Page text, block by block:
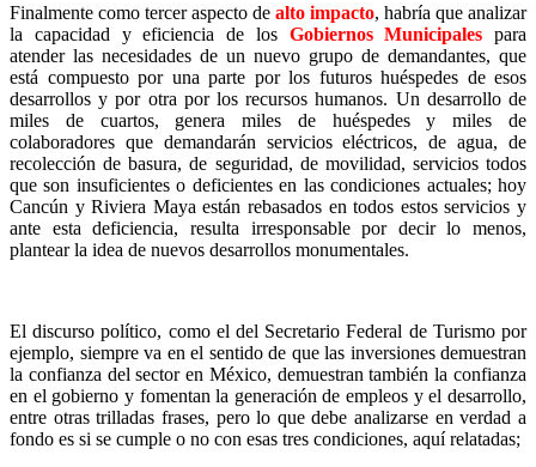
Finalmente como tercer aspecto de alto impacto, habría que analizar
la capacidad y eficiencia de los Gobiernos Municipales para
atender las necesidades de un nuevo grupo de demandantes, que
está compuesto por una parte por los futuros huéspedes de esos
desarrollos y por otra por los recursos humanos. Un desarrollo de
miles de cuartos, genera miles de huéspedes y miles de
colaboradores que demandarán servicios eléctricos, de agua, de
recolección de basura, de seguridad, de movilidad, servicios todos
que son insuficientes o deficientes en las condiciones actuales; hoy
Cancún y Riviera Maya están rebasados en todos estos servicios y
ante esta deficiencia, resulta irresponsable por decir lo menos,
plantear la idea de nuevos desarrollos monumentales.
El discurso político, como el del Secretario Federal de Turismo por
ejemplo, siempre va en el sentido de que las inversiones demuestran
la confianza del sector en México, demuestran también la confianza
en el gobierno y fomentan la generación de empleos y el desarrollo,
entre otras trilladas frases, pero lo que debe analizarse en verdad a
fondo es si se cumple o no con esas tres condiciones, aquí relatadas;